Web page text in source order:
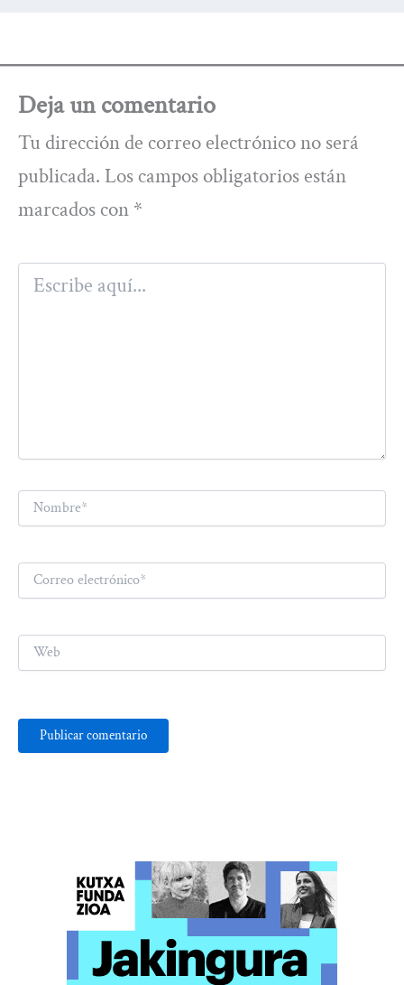
Deja un comentario
Tu dirección de correo electrónico no será
publicada. Los campos obligatorios están
marcados con *
Escribe
aquí...
Nombre*
Correo
electrónico*
Web